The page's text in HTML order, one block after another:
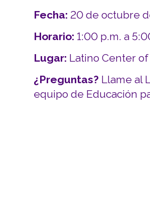
Fecha: 20 de octubre
Horario:1:00 p.m. a
Lugar: Latino Center
¿Preguntas? Llame al
equipo de Educación